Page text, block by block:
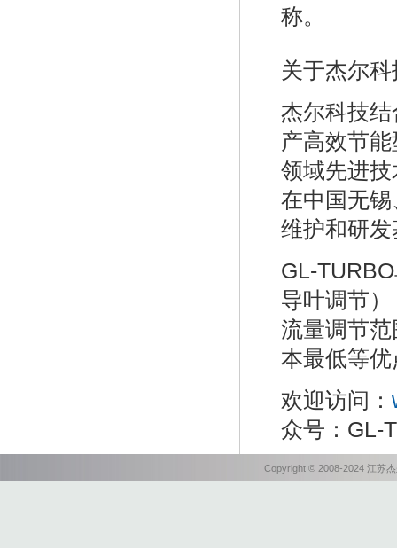
称。
关于杰尔
杰尔科技
产高效节
领域先进
在中国无
维护和研
GL-
导叶调节
流量调节
本最低等
欢迎访问：
众号：GL-
Copyright © 2008-2024 江苏